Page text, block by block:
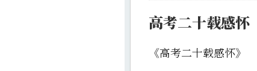
高考二十载感怀
《高考二十载感怀》